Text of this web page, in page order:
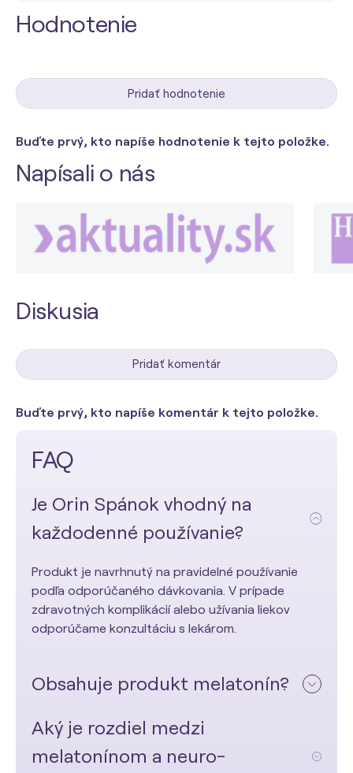
Hodnotenie
Pridať hodnotenie
Buďte prvý, kto napíše hodnotenie k tejto položke.
Napísali o nás
Diskusia
Pridať komentár
Buďte prvý, kto napíše komentár k tejto položke.
FAQ
Je Orin Spánok vhodný na
každodenné používanie?
Produkt je navrhnutý na pravidelné používanie
podľa odporúčaného dávkovania. V prípade
zdravotných komplikácií alebo užívania liekov
odporúčame konzultáciu s lekárom.
Obsahuje produkt melatonín?
Aký je rozdiel medzi
melatonínom a neuro-